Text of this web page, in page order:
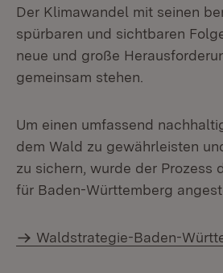
Der Klimawandel mit seinen
spürbaren und sichtbaren
neue und große
gemeinsam stehen.
Um einen umfassend
dem Wald zu gewährleisten
zu sichern, wurde der Prozess
für Baden-Württemberg
Waldstrategie-Baden-